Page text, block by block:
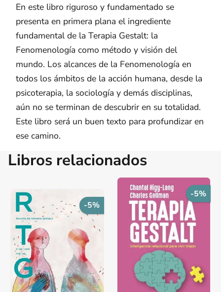
En este libro riguroso y fundamentado se
presenta en primera plana el ingrediente
fundamental de la Terapia Gestalt: la
Fenomenología como método y visión del
mundo. Los alcances de la Fenomenología en
todos los ámbitos de la acción humana, desde la
psicoterapia, la sociología y demás disciplinas,
aún no se terminan de descubrir en su totalidad.
Este libro será un buen texto para profundizar en
ese camino.
Libros relacionados
-5%
-5%